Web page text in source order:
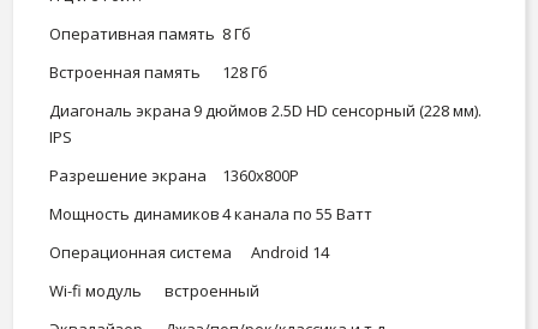
Оперативная память 8 Гб
Встроенная память
128 Гб
Диагональ экрана 9 дюймов 2.5D HD сенсорный (228 мм).
IPS
Разрешение экрана
1360x800Р
Мощность динамиков4 канала по 55 Ватт
Операционная система
Android 14
Wi-fi модуль
встроенный